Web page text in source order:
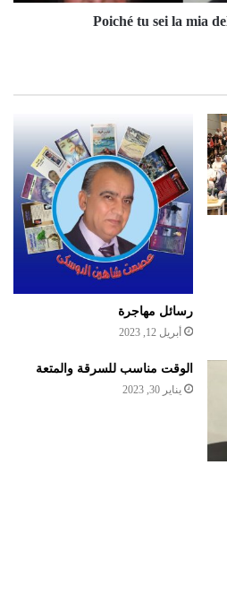
رسائل مهاجرة
أبريل 12, 2023
الوقت مناسب للسرقة والمتعة
يناير 30, 2023